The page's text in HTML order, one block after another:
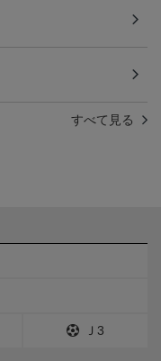
すべて見る
Ｊ3